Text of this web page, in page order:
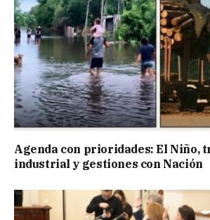
Agenda con prioridades: El Niño,
industrial y gestiones con Nación